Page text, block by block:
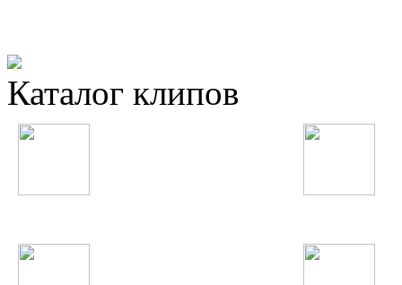
Каталог клипов